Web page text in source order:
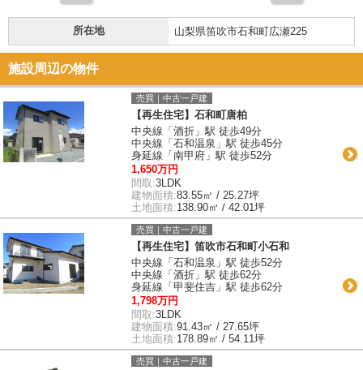
所在地 山梨県笛吹市石和町広瀬225
施設周辺の物件
売買｜中古一戸建
【再生住宅】石和町唐柏
中央線「酒折」駅 徒歩49分
中央線「石和温泉」駅 徒歩45分
身延線「南甲府」駅 徒歩52分
1,650万円
間取:3LDK
建物面積:83.55㎡ / 25.27坪
土地面積:138.90㎡ / 42.01坪
売買｜中古一戸建
【再生住宅】笛吹市石和町小石和
中央線「石和温泉」駅 徒歩52分
中央線「酒折」駅 徒歩62分
身延線「甲斐住吉」駅 徒歩62分
1,798万円
間取:3LDK
建物面積:91.43㎡ / 27.65坪
土地面積:178.89㎡ / 54.11坪
売買｜中古一戸建